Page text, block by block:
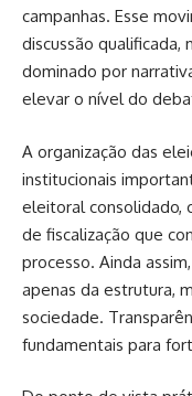
campanhas. Esse
discussão qualificada,
dominado por
elevar o nível do
A organização das
institucionais
eleitoral consolidado,
de fiscalização que
processo. Ainda
apenas da estrutura,
sociedade.
fundamentais para